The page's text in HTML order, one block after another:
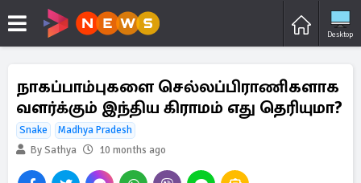
Desktop
நாகப்பாம்புகளை செல்லப்பிராணிகளாக
வளர்க்கும் இந்திய கிராமம் எது தெரியுமா?
Snake
Madhya Pradesh
By Sathya
10 months ago